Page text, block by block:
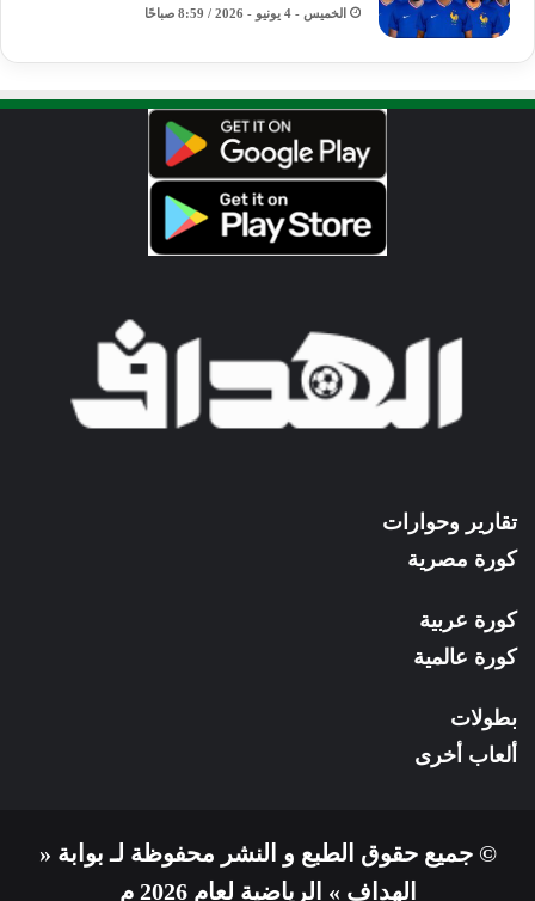
الخميس - 4 يونيو - 2026 / 8:59 صباحًا
تقارير وحوارات
كورة مصرية
كورة عربية
كورة عالمية
بطولات
ألعاب أخرى
© جميع حقوق الطبع و النشر محفوظة لـ بوابة «
الهداف » الرياضية لعام 2026 م